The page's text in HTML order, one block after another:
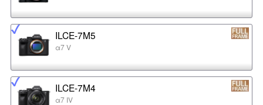
ILCE-7M5
α7 V
ILCE-7M4
α7 IV